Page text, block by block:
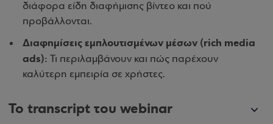
διάφορα είδη διαφήμισης βίντεο και πού
προβάλλονται.
Διαφημίσεις εμπλουτισμένων μέσων (rich media
ads): Τι περιλαμβάνουν και πώς παρέχουν
καλύτερη εμπειρία σε χρήστες.
Το transcript του webinar